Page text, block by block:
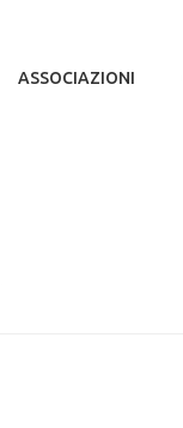
ASSOCIAZIONI